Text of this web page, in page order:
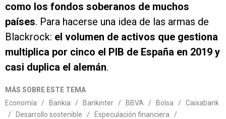
como los fondos soberanos de muchos
países. Para hacerse una idea de las armas de
Blackrock: el volumen de activos que gestiona
multiplica por cinco el PIB de España en 2019 y
casi duplica el alemán.
MÁS SOBRE ESTE TEMA
Economía
/ Bankia / Bankinter / BBVA / Bolsa /
Caixabank
/
Desarrollo sostenible / Especulación financiera
/